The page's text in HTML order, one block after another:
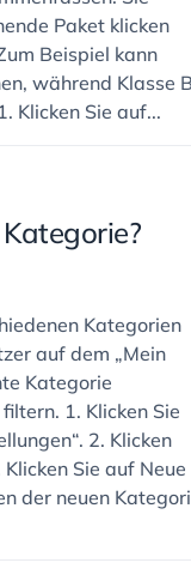
Paket klicken
Beispiel kann
während Klasse
Klicken Sie auf...
Kategorien
auf dem „Mein
Kategorie
1. Klicken Sie
2. Klicken
Sie auf Neue
der neuen